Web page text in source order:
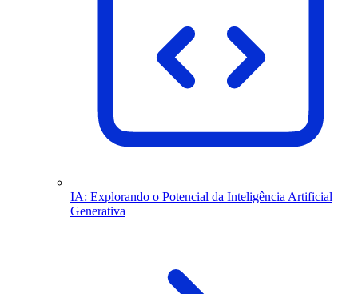
IA: Explorando o Potencial da Inteligência Artificial
Generativa